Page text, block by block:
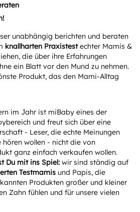
unabhängig berichten und beraten
knallharten Praxistestechter Mamis &
die über ihre Erfahrungen
ein Blatt vor den Mund zu nehmen.
Produkt, das den Mami-Alltag
im Jahr ist miBaby eines der
und freut sich über eine
- Leser, die echte Meinungen
hören wollen - nicht die von
ganz einfach verkaufen wollen.
Du mit ins Spiel: wir sind ständig auf
Testmamis und Papis, die
Produkten großer und kleiner
Zahn fühlen und für unsere vielen